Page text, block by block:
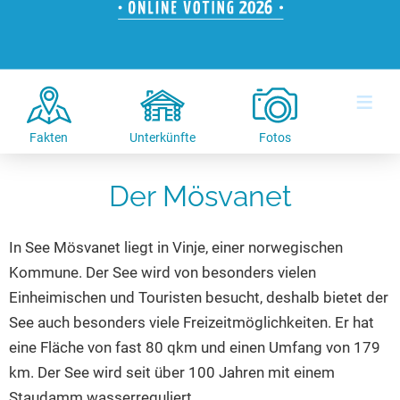
Radtouren am See
Kitesurfen
Kanu- & Kajaktouren
Badeseen in Deutschland
Wellness am See
Romantik Hotels
Urlaub an der Küste
Unterkünfte
Hotels am See
Ferienwohnungen
Kanu- & Kajak-Urlaub
Bikeurlaub
Auszeit & Wellness
Camping am See
Top-Hotels
Top-Hotel Empfehlungen
Familienhotels
Wellness-Hotels
Biohotels
Ausgefallenes
Häuser auf dem Wasser
Hundefreundliche Unterkünfte
Seen in Deutschland
Seen in Europa
Strandbad-Verzeichnis
Überwachte Badestellen
Unsere See-Highlights
Deutschlands schönste Seen
Top Seen nach Regionen
Deutschlands Lieblingsseen
Fakten Unterkünfte Fotos
≡
Der Mösvanet
In See Mösvanet liegt in Vinje, einer norwegischen
Kommune. Der See wird von besonders vielen
Einheimischen und Touristen besucht, deshalb bietet der
See auch besonders viele Freizeitmöglichkeiten. Er hat
eine Fläche von fast 80 qkm und einen Umfang von 179
km. Der See wird seit über 100 Jahren mit einem